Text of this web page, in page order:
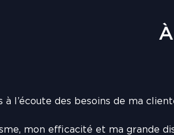
à l’écoute des besoins de ma
mon efficacité et ma grande